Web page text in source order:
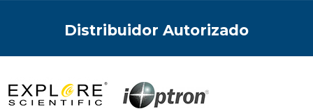
Distribuidor Autorizado